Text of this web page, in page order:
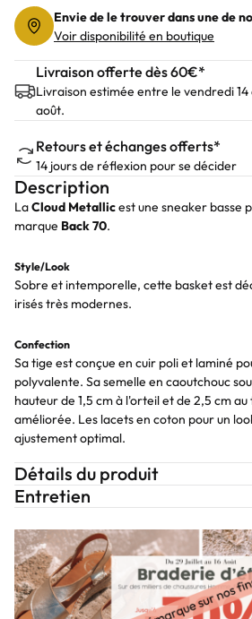
Envie de le trouver dans une de
Voir disponibilité en boutique
Livraison offerte dès 60€*
Livraison estimée entre le vendredi 14
août.
Retours et échanges offerts*
14 jours de réflexion pour se décider
Description
LaCloud Metallicest une sneaker basse
marque Back70.
Style/Look
Sobre et intemporelle, cette basket est
irisés très modernes.
Confection
Sa tige est conçue en cuir poli et laminé
polyvalente. Sa semelle en caoutchouc
hauteur de 1,5 cm à l'orteil et de 2,5 cm
améliorée. Les lacets en coton pour un
ajustement optimal.
Détails du produit
Entretien